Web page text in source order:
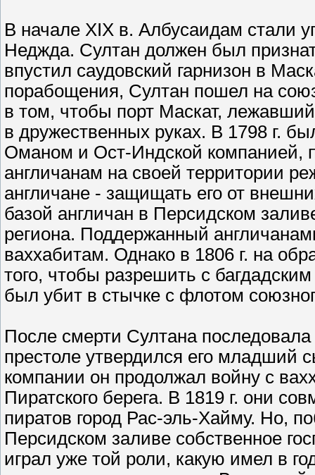
В начале XIX в. Албусаидам стали
Неджда. Султан должен был
впустил саудовский гарнизон в
порабощения, Султан пошел на
в том, чтобы порт Маскат,
в дружественных руках. В 1798 г.
Оманом и Ост-Индской компанией,
англичанам на своей территории
англичане - защищать его от
базой англичан в Персидском
региона. Поддержанный
ваххабитам. Однако в 1806 г. на
того, чтобы разрешить с
был убит в стычке с флотом
После смерти Султана
престоле утвердился его
компании он продолжал войну с
Пиратского берега. В 1819 г. они
пиратов город Рас-эль-Хайму. Но,
Персидском заливе собственное
играл уже той роли, какую имел в